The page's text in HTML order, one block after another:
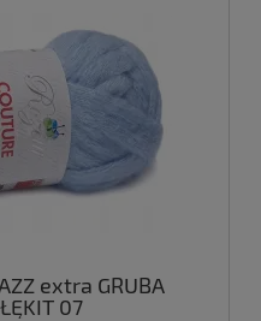
extra GRUBA
07